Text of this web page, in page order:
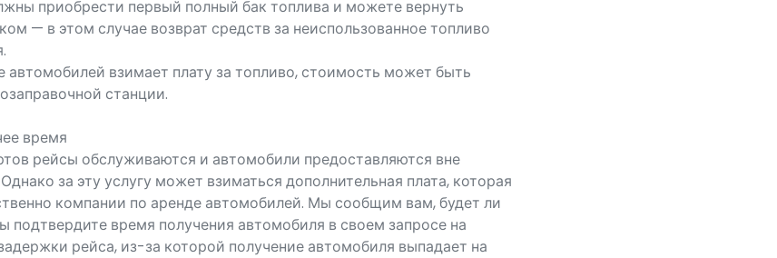
приобрести первый полный бак топлива и можете вернуть
— в этом случае возврат средств за неиспользованное топливо
автомобилей взимает плату за топливо, стоимость может быть
станции.
время
рейсы обслуживаются и автомобили предоставляются вне
за эту услугу может взиматься дополнительная плата, которая
компании по аренде автомобилей. Мы сообщим вам, будет ли
подтвердите время получения автомобиля в своем запросе на
рейса, из-за которой получение автомобиля выпадает на